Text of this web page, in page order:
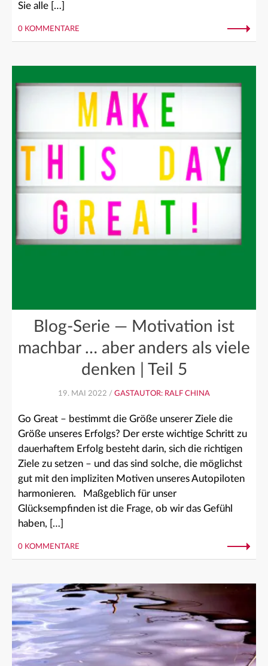
Sie alle […]
0 KOMMENTARE
Blog-Serie — Motivation ist
machbar … aber anders als viele
denken | Teil 5
19. MAI 2022 / GASTAUTOR: RALF CHINA
Go Great – bestimmt die Größe unserer Ziele die
Größe unseres Erfolgs? Der erste wichtige Schritt zu
dauerhaftem Erfolg besteht darin, sich die richtigen
Ziele zu setzen – und das sind solche, die möglichst
gut mit den impliziten Motiven unseres Autopiloten
harmonieren. Maßgeblich für unser
Glücksempfinden ist die Frage, ob wir das Gefühl
haben, […]
0 KOMMENTARE